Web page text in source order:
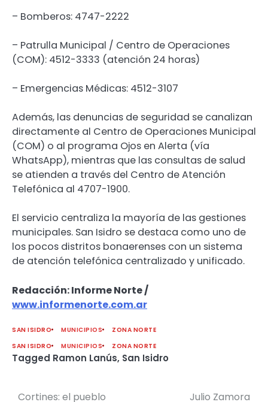
– Bomberos: 4747-2222
– Patrulla Municipal / Centro de Operaciones
(COM): 4512-3333 (atención 24 horas)
– Emergencias Médicas: 4512-3107
Además, las denuncias de seguridad se canalizan
directamente al Centro de Operaciones Municipal
(COM) o al programa Ojos en Alerta (vía
WhatsApp), mientras que las consultas de salud
se atienden a través del Centro de Atención
Telefónica al 4707-1900.
El servicio centraliza la mayoría de las gestiones
municipales. San Isidro se destaca como uno de
los pocos distritos bonaerenses con un sistema
de atención telefónica centralizado y unificado.
Redacción: Informe Norte /
www.informenorte.com.ar
SAN ISIDRO MUNICIPIOS
ZONA NORTE
SAN ISIDRO
MUNICIPIOS ZONA NORTE
Tagged Ramon Lanús, San Isidro
Cortines: el pueblo
Julio Zamora